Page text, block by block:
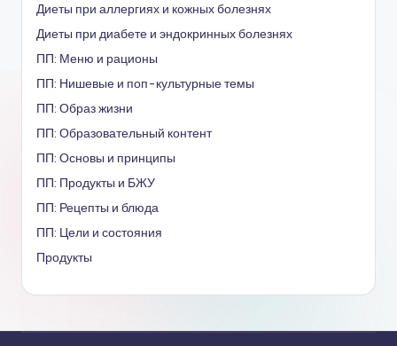
Диеты при аллергиях и кожных болезнях
Диеты при диабете и эндокринных болезнях
ПП: Меню и рационы
ПП: Нишевые и поп-культурные темы
ПП: Образ жизни
ПП: Образовательный контент
ПП: Основы и принципы
ПП: Продукты и БЖУ
ПП: Рецепты и блюда
ПП: Цели и состояния
Продукты